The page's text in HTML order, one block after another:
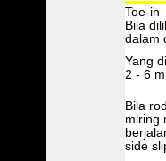
Toe-in
Bila
dalam
Yang
2 - 6
Bila
mlring
side